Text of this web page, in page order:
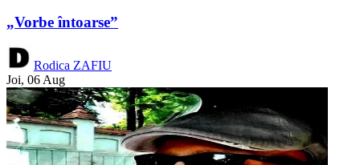
„Vorbe întoarse”
Rodica ZAFIU
Joi, 06 Aug